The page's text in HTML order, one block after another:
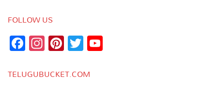
FOLLOW US
Facebook
Instagram
Pinterest
Twitter
TELUGUBUCKET.COM